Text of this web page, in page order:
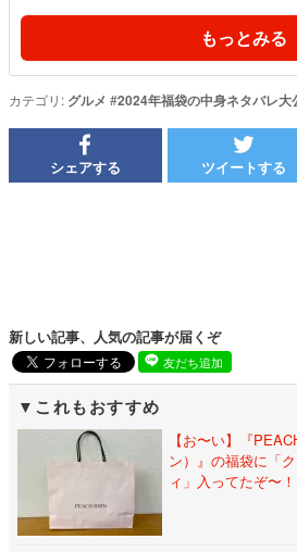
もっとみる
カテゴリ: グルメ #2024年福袋の中身ネタバレ大
シェアする ツイートする
新しい記事、人気の記事が届くぞ
友だち追加
これもおすすめ
【お〜い】『
ン）』の福袋に「
ィ」入ってたぞ〜！